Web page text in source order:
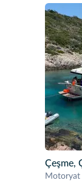
Çeşme,
Motoryat